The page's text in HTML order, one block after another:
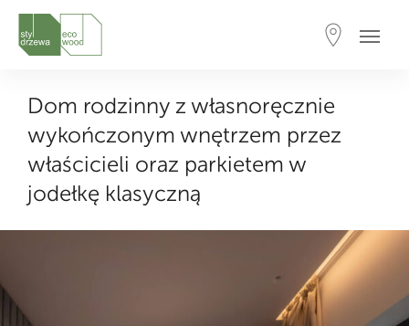
Dom rodzinny z własnoręcznie
wykończonym wnętrzem przez
właścicieli oraz parkietem w
jodełkę klasyczną